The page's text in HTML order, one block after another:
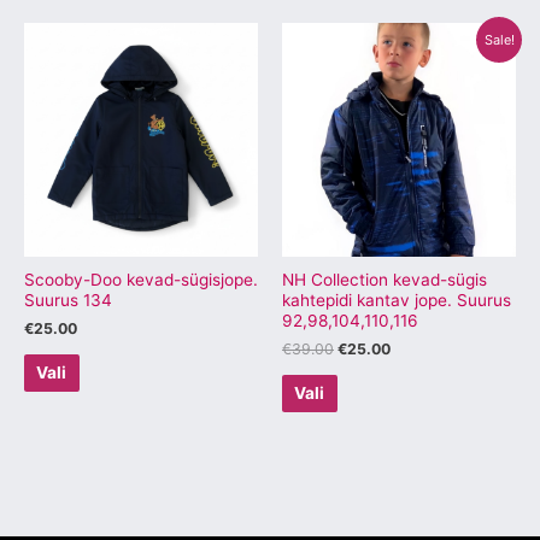
Scooby-Doo kevad-sügisjope.
Suurus 134
€25.00
Vali
tootel
on
mitu
Valikuid
saab
tootelehel.
Sale!
NH Collection kevad-sügis
kahtepidi kantav jope. Suurus
92,98,104,110,116
€39.00
Algne
€39.00.
€25.00
Praegune
hind
on:
€25.00.
Vali
Sellel
tootel
on
mitu
varianti.
Valikuid
saab
teha
tootelehel.